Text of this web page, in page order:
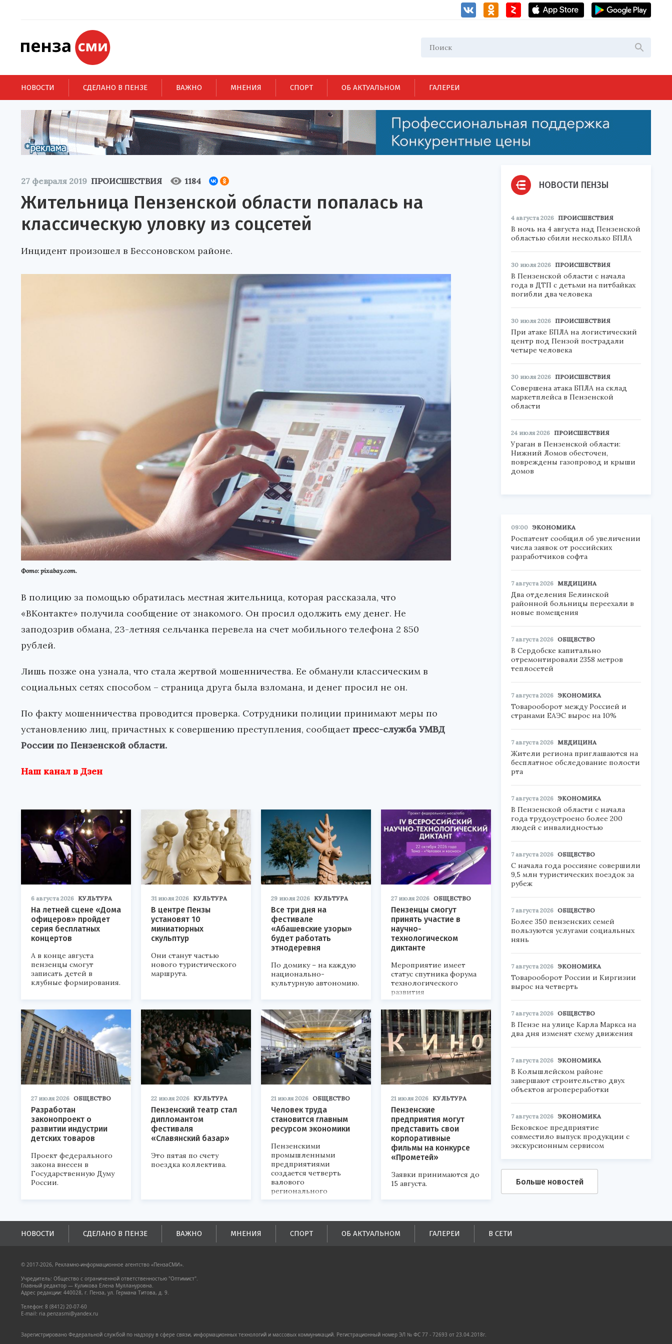
НОВОСТИ СДЕЛАНО В ПЕНЗЕ ВАЖНО МНЕНИЯ СПОРТ ОБ АКТУАЛЬНОМ ГАЛЕРЕИ
27 февраля 2019 ПРОИСШЕСТВИЯ 1184
Жительница Пензенской области попалась на
классическую уловку из соцсетей
Инцидент произошел в Бессоновском районе.
Фото: pixabay.com.
В полицию за помощью обратилась местная жительница, которая рассказала, что
«ВКонтакте» получила сообщение от знакомого. Он просил одолжить ему денег. Не
заподозрив обмана, 23-летняя сельчанка перевела на счет мобильного телефона 2 850
рублей.
Лишь позже она узнала, что стала жертвой мошенничества. Ее обманули классическим в
социальных сетях способом – страница друга была взломана, и денег просил не он.
По факту мошенничества проводится проверка. Сотрудники полиции принимают меры по
установлению лиц, причастных к совершению преступления, сообщает пресс-служба УМВД
России по Пензенской области.
Наш канал в Дзен
6 августа 2026 КУЛЬТУРА
На летней сцене «Дома
офицеров» пройдет
серия бесплатных
концертов
А в конце августа
пензенцы смогут
записать детей в
клубные формирования.
31 июля 2026 КУЛЬТУРА
В центре Пензы
установят 10
миниатюрных
скульптур
Они станут частью
нового туристического
маршрута.
29 июля 2026 КУЛЬТУРА
Все три дня на
фестивале
«Абашевские узоры»
будет работать
этнодеревня
По домику – на каждую
национально-
культурную автономию.
27 июля 2026 ОБЩЕСТВО
Пензенцы смогут
принять участие в
научно-
технологическом
диктанте
Мероприятие имеет
статус спутника форума
технологического
развития
«Технопром-2026».
27 июля 2026 ОБЩЕСТВО
Разработан
законопроект о
развитии индустрии
детских товаров
Проект федерального
закона внесен в
Государственную Думу
России.
22 июля 2026 КУЛЬТУРА
Пензенский театр стал
дипломантом
фестиваля
«Славянский базар»
Это пятая по счету
поездка коллектива.
21 июля 2026 ОБЩЕСТВО
Человек труда
становится главным
ресурсом экономики
Пензенскими
промышленными
предприятиями
создается четверть
валового
регионального
продукта и
поступлений в
бюджеты всех уровней.
21 июля 2026 КУЛЬТУРА
Пензенские
предприятия могут
представить свои
корпоративные
фильмы на конкурсе
«Прометей»
Заявки принимаются до
15 августа.
НОВОСТИ ПЕНЗЫ
4 августа 2026 ПРОИСШЕСТВИЯ
В ночь на 4 августа над Пензенской
областью сбили несколько БПЛА
30 июля 2026 ПРОИСШЕСТВИЯ
В Пензенской области с начала
года в ДТП с детьми на питбайках
погибли два человека
30 июля 2026 ПРОИСШЕСТВИЯ
При атаке БПЛА на логистический
центр под Пензой пострадали
четыре человека
30 июля 2026 ПРОИСШЕСТВИЯ
Совершена атака БПЛА на склад
маркетплейса в Пензенской
области
24 июля 2026 ПРОИСШЕСТВИЯ
Ураган в Пензенской области:
Нижний Ломов обесточен,
повреждены газопровод и крыши
домов
09:00 ЭКОНОМИКА
Роспатент сообщил об увеличении
числа заявок от российских
разработчиков софта
7 августа 2026 МЕДИЦИНА
Два отделения Белинской
районной больницы переехали в
новые помещения
7 августа 2026 ОБЩЕСТВО
В Сердобске капитально
отремонтировали 2358 метров
теплосетей
7 августа 2026 ЭКОНОМИКА
Товарооборот между Россией и
странами ЕАЭС вырос на 10%
7 августа 2026 МЕДИЦИНА
Жители региона приглашаются на
бесплатное обследование полости
рта
7 августа 2026 ЭКОНОМИКА
В Пензенской области с начала
года трудоустроено более 200
людей с инвалидностью
7 августа 2026 ОБЩЕСТВО
С начала года россияне совершили
9,5 млн туристических поездок за
рубеж
7 августа 2026 ОБЩЕСТВО
Более 350 пензенских семей
пользуются услугами социальных
нянь
7 августа 2026 ЭКОНОМИКА
Товарооборот России и Киргизии
вырос на четверть
7 августа 2026 ОБЩЕСТВО
В Пензе на улице Карла Маркса на
два дня изменят схему движения
7 августа 2026 ЭКОНОМИКА
В Колышлейском районе
завершают строительство двух
объектов агропереработки
7 августа 2026 ЭКОНОМИКА
Бековское предприятие
совместило выпуск продукции с
экскурсионным сервисом
Больше новостей
НОВОСТИ СДЕЛАНО В ПЕНЗЕ ВАЖНО МНЕНИЯ СПОРТ ОБ АКТУАЛЬНОМ ГАЛЕРЕИ В СЕТИ
© 2017-2026, Рекламно-информационное агентство «ПензаСМИ».
Учредитель: Общество с ограниченной ответственностью "Оптимист".
Главный редактор — Куликова Елена Муллануровна.
Адрес редакции: 440028, г. Пенза, ул. Германа Титова, д. 9.
Телефон: 8 (8412) 20-07-60
E-mail: ria.penzasmi@yandex.ru
Зарегистрировано Федеральной службой по надзору в сфере связи, информационных технологий и массовых коммуникаций. Регистрационный номер ЭЛ № ФС 77 - 72693 от 23.04.2018г.